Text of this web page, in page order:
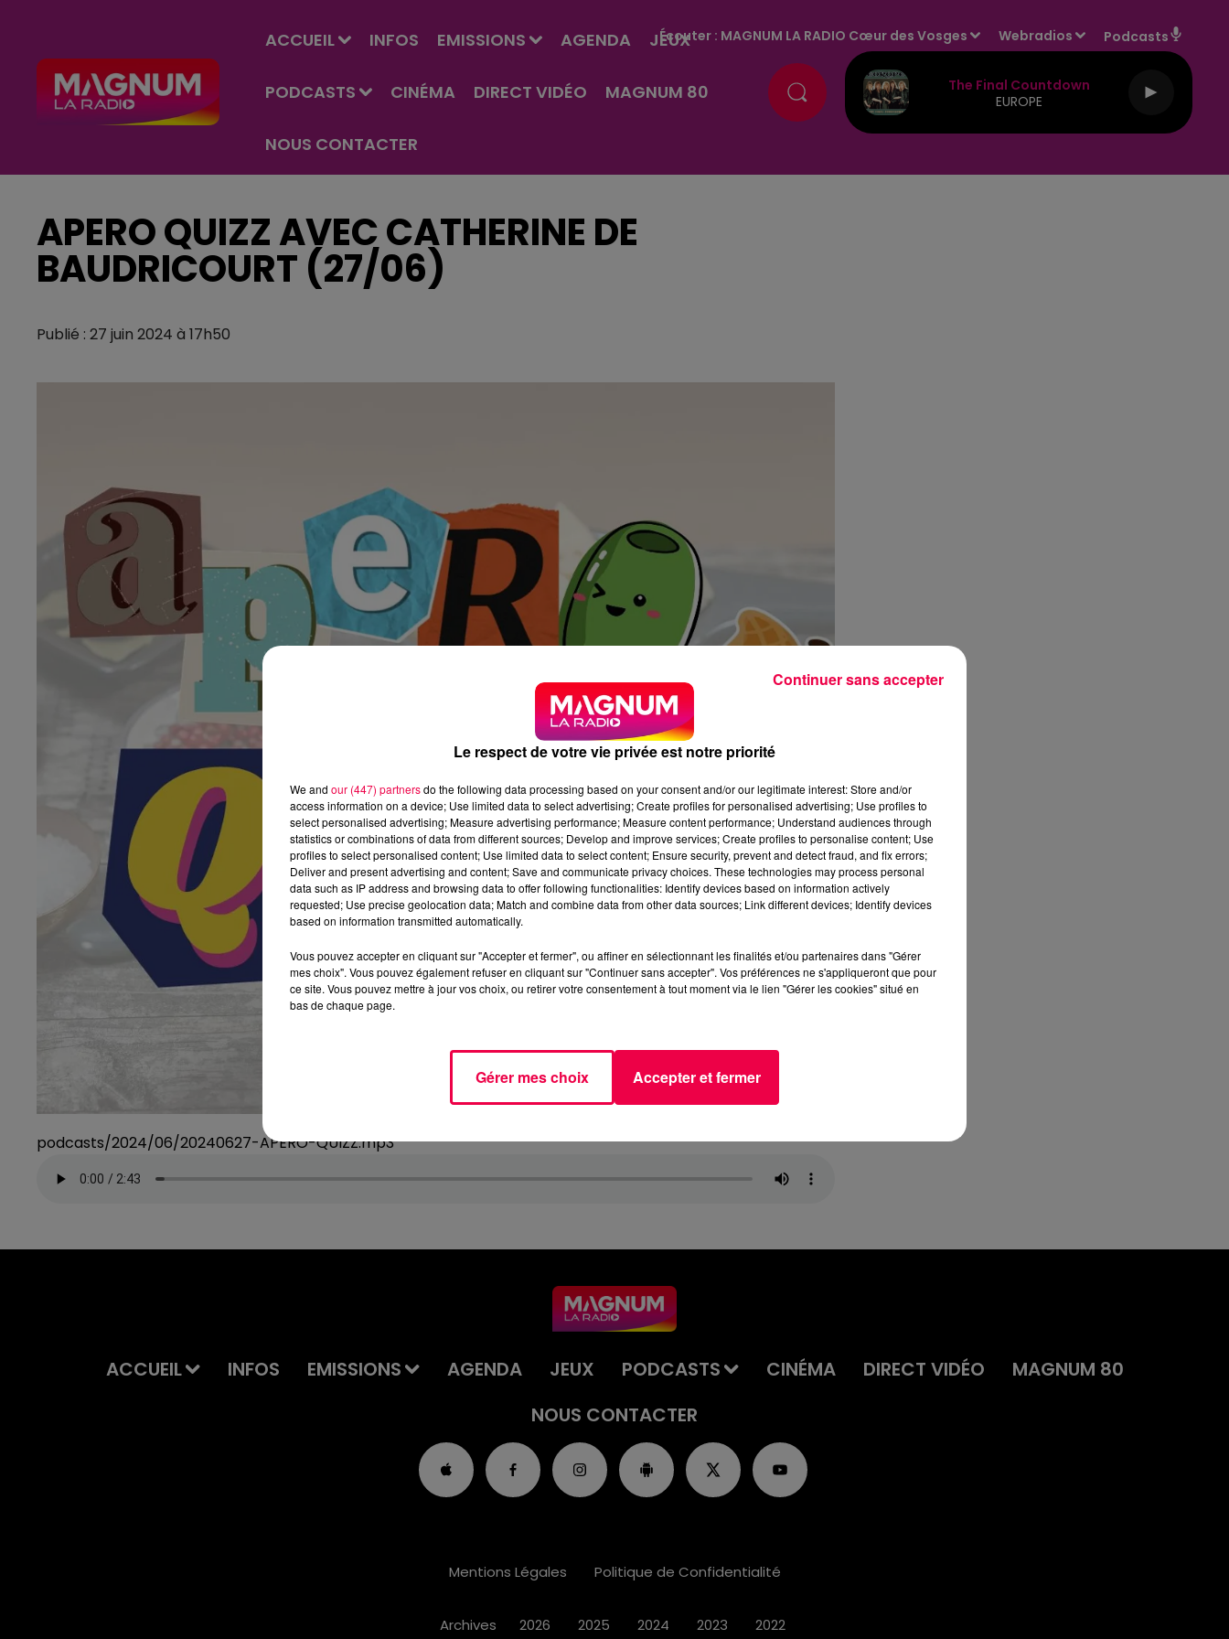
ACCUEIL INFOS EMISSIONS AGENDA JEUX
PODCASTS CINÉMA DIRECT VIDÉO MAGNUM 80
NOUS CONTACTER
Écouter : MAGNUM LA RADIO Cœur des Vosges Webradios Podcasts
The Final Countdown
EUROPE
APERO QUIZZ AVEC CATHERINE DE
BAUDRICOURT (27/06)
Publié : 27 juin 2024 à 17h50
podcasts/2024/06/20240627-APERO-QUIZZ.mp3
ACCUEIL INFOS EMISSIONS AGENDA JEUX PODCASTS CINÉMA DIRECT VIDÉO
MAGNUM 80
NOUS CONTACTER
Mentions Légales Politique de Confidentialité
Archives 2026 2025 2024 2023 2022
Le respect de votre vie privée est notre priorité
We and our (447) partnersdo the following data processing based on your consent and/or our legitimate interest: Store and/or
access information on a device; Use limited data to select advertising; Create profiles for personalised advertising; Use profiles to
select personalised advertising; Measure advertising performance; Measure content performance; Understand audiences through
statistics or combinations of data from different sources; Develop and improve services; Create profiles to personalise content; Use
profiles to select personalised content; Use limited data to select content; Ensure security, prevent and detect fraud, and fix errors;
Deliver and present advertising and content; Save and communicate privacy choices. These technologies may process personal
data such as IP address and browsing data to offer following functionalities: Identify devices based on information actively
requested; Use precise geolocation data; Match and combine data from other data sources; Link different devices; Identify devices
based on information transmitted automatically.
Vous pouvez accepter en cliquant sur "Accepter et fermer", ou affiner en sélectionnant les finalités et/ou partenaires dans "Gérer
mes choix". Vous pouvez également refuser en cliquant sur "Continuer sans accepter". Vos préférences ne s'appliqueront que pour
ce site. Vous pouvez mettre à jour vos choix, ou retirer votre consentement à tout moment via le lien "Gérer les cookies" situé en
bas de chaque page.
Gérer mes choix Accepter et fermer
Continuer sans accepter